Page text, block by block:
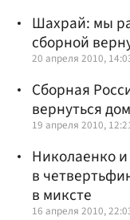
Шахрай: мы
сборной
20 апреля 2010,
Сборная
вернуться
19 апреля 2010,
Николаенко
в
в миксте
16 апреля 2010,